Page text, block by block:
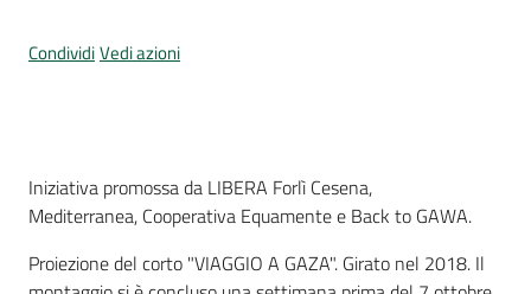
Per
i
cittadini
CondividiVedi azioni
Cos'è
Iniziativa promossa da LIBERA Forlì Cesena,
Mediterranea, Cooperativa Equamente e Back to GAWA.
Proiezione del corto "VIAGGIO A GAZA". Girato nel 2018. Il